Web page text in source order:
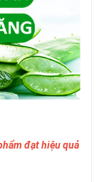
đạt hiệu quả